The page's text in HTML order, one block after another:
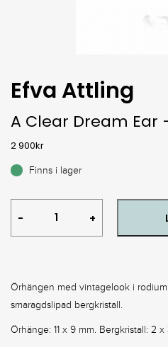
Efva Attling
A Clear Dream Ear
2 900kr
Finns i lager
Clear
Dream
quantity
Örhängen med vintagelook i
smaragdslipad bergkristall.
Örhänge: 11 x 9 mm. Bergkristall: 2 x